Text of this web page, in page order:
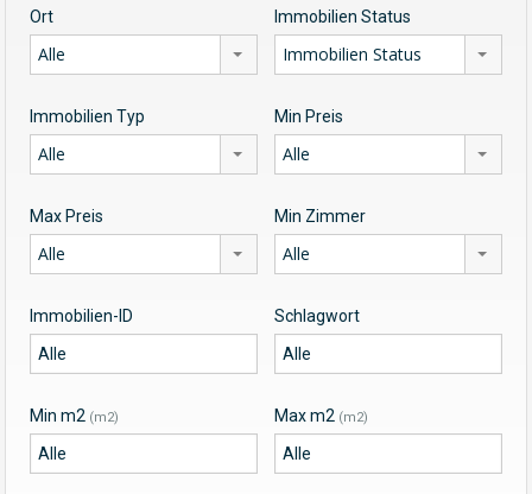
Ort
Alle
Immobilien Status
Immobilien Status
Immobilien Typ
Alle
Min Preis
Alle
Max Preis
Alle
Min Zimmer
Alle
Immobilien-ID Schlagwort
Min m2 (m2) Max m2 (m2)